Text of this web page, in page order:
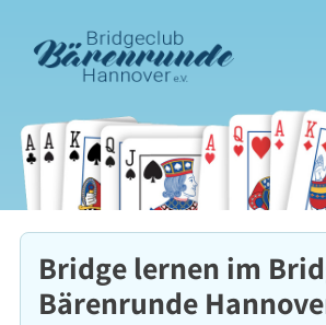
Bridge lernen im
Bärenrunde